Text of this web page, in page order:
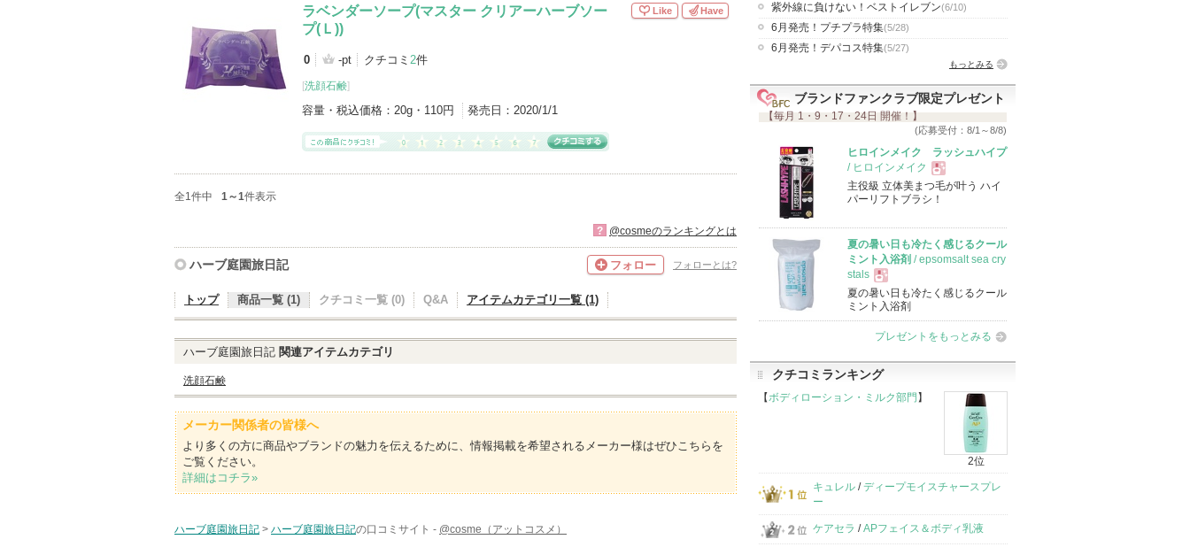
ラベンダーソープ(マスター クリアーハーブソー
プ(Ｌ))
0 -pt クチコミ 2件
[洗顔石鹸]
容量・税込価格： 20g・110円 発売日： 2020/1/1
Like Have
全1件中 1～1件表示
? @cosmeのランキングとは
ハーブ庭園旅日記 フォロー フォローとは?
トップ 商品一覧 (1) クチコミ一覧 (0) Q&A アイテムカテゴリ一覧 (1)
ハーブ庭園旅日記 関連アイテムカテゴリ
洗顔石鹸
メーカー関係者の皆様へ
より多くの方に商品やブランドの魅力を伝えるために、情報掲載を希望されるメーカー様はぜひこちらを
ご覧ください。
詳細はコチラ»
ハーブ庭園旅日記 > ハーブ庭園旅日記の口コミサイト - @cosme（アットコスメ）
紫外線に負けない！ベストイレブン(6/10)
6月発売！プチプラ特集(5/28)
6月発売！デパコス特集(5/27)
もっとみる
ブランドファンクラブ限定プレゼント
【毎月 1・9・17・24日 開催！】
(応募受付：8/1～8/8)
ヒロインメイク ラッシュハイプ
/ ヒロインメイク
現
品
主役級 立体美まつ毛が叶う ハイ
パーリフトブラシ！
夏の暑い日も冷たく感じるクール
ミント入浴剤 / epsomsalt sea cry
stals
現
品
夏の暑い日も冷たく感じるクール
ミント入浴剤
プレゼントをもっとみる
クチコミランキング
【ボディローション・ミルク部門 】
2位
キュレル /ディープモイスチャースプレ
ー
ケアセラ /APフェイス＆ボディ乳液